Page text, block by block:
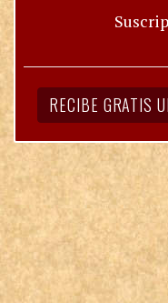
RECIBE GRATIS